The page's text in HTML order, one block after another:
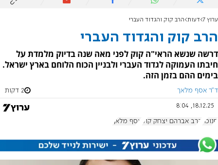
ערוץ 7 דעות הרב קוק והגדוד העברי
הרב קוק והגדוד העברי
דרשה שנשא הראי"ה קוק לפני מאה שנה בדיוק מלמדת על
חיבתו העמוקה לגדוד העברי ולבניין הכוח הלוחם בארץ ישראל.
בימים ההם בזמן הזה.
ד"ר אסף מלאך 2 דקות
18.12.25, 8:04
חנוכה הרב אברהם יצחק קוק אסף מלאך